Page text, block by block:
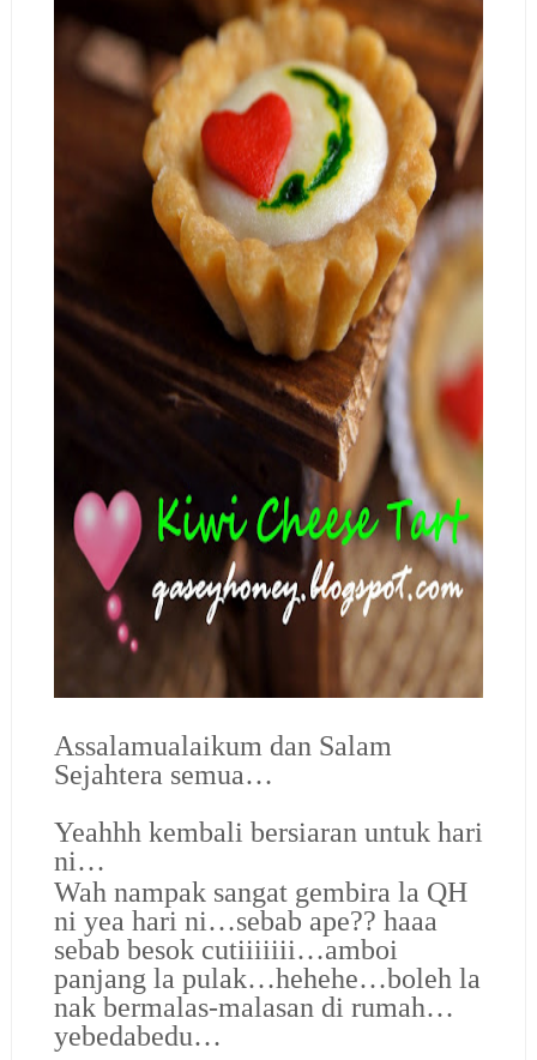
Assalamualaikum dan Salam
Sejahtera semua…
Yeahhh kembali bersiaran untuk hari
ni…
Wah nampak sangat gembira la QH
ni yea hari ni…sebab ape?? haaa
sebab besok cutiiiiiii…amboi
panjang la pulak…hehehe…boleh la
nak bermalas-malasan di rumah…
yebedabedu…